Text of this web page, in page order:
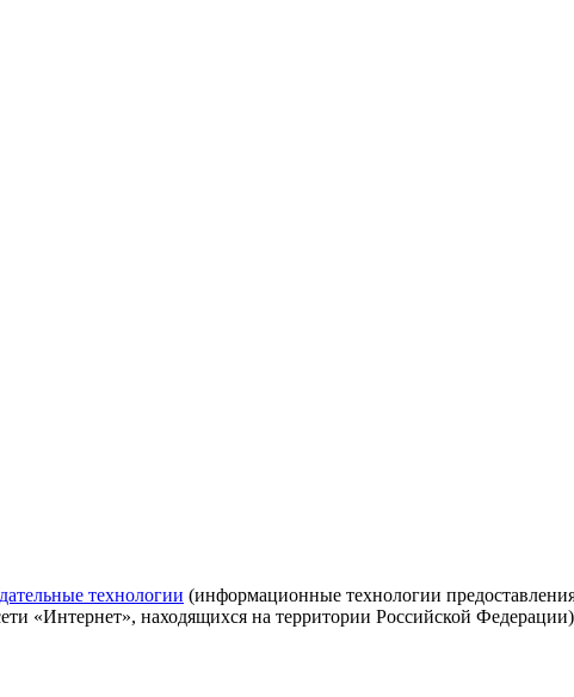
технологии (информационные технологии
«Интернет», находящихся на территории Российской Федерации)